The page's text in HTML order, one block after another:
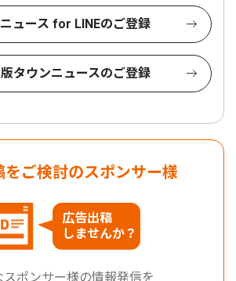
ュース for LINEのご登録
タウンニュースのご登録
をご検討のスポンサー様
広告出稿
しませんか？
スポンサー様の情報発信を